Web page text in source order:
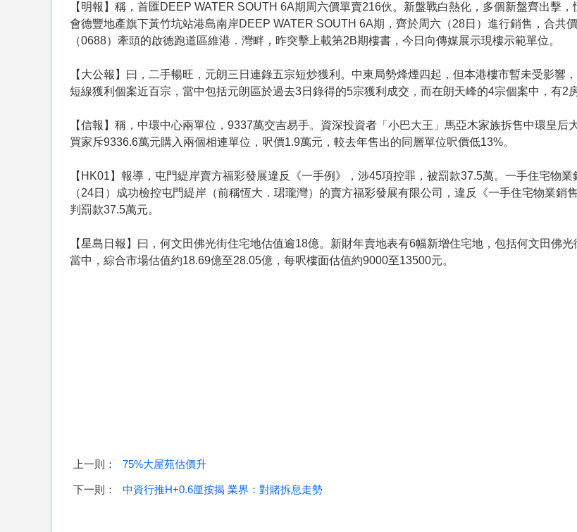
【明報】稱，首匯DEEP WATER SOUTH 6A期周六價單賣216伙。新盤戰白熱化，多個新盤齊出擊，
會德豐地產旗下黃竹坑站港島南岸DEEP WATER SOUTH 6A期，齊於周六（28日）進行銷售，合共
（0688）牽頭的啟德跑道區維港．灣畔，昨突擊上載第2B期樓書，今日向傳媒展示現樓示範單位。
【大公報】曰，二手暢旺，元朗三日連錄五宗短炒獲利。中東局勢烽煙四起，但本港樓市暫未受影響
短線獲利個案近百宗，當中包括元朗區於過去3日錄得的5宗獲利成交，而在朗天峰的4宗個案中，有2
【信報】稱，中環中心兩單位，9337萬交吉易手。資深投資者「小巴大王」馬亞木家族拆售中環皇后
買家斥9336.6萬元購入兩個相連單位，呎價1.9萬元，較去年售出的同層單位呎價低13%。
【HK01】報導，屯門緹岸賣方福彩發展違反《一手例》，涉45項控罪，被罰款37.5萬。一手住宅物
（24日）成功檢控屯門緹岸（前稱恆大．珺瓏灣）的賣方福彩發展有限公司，違反《一手住宅物業銷
判罰款37.5萬元。
【星島日報】曰，何文田佛光街住宅地估值逾18億。新財年賣地表有6幅新增住宅地，包括何文田佛
當中，綜合市場估值約18.69億至28.05億，每呎樓面估值約9000至13500元。
上一則： 75%大屋苑估價升
下一則： 中資行推H+0.6厘按揭 業界：對賭拆息走勢